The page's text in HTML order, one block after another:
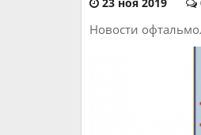
23 ноя 2019
Новости